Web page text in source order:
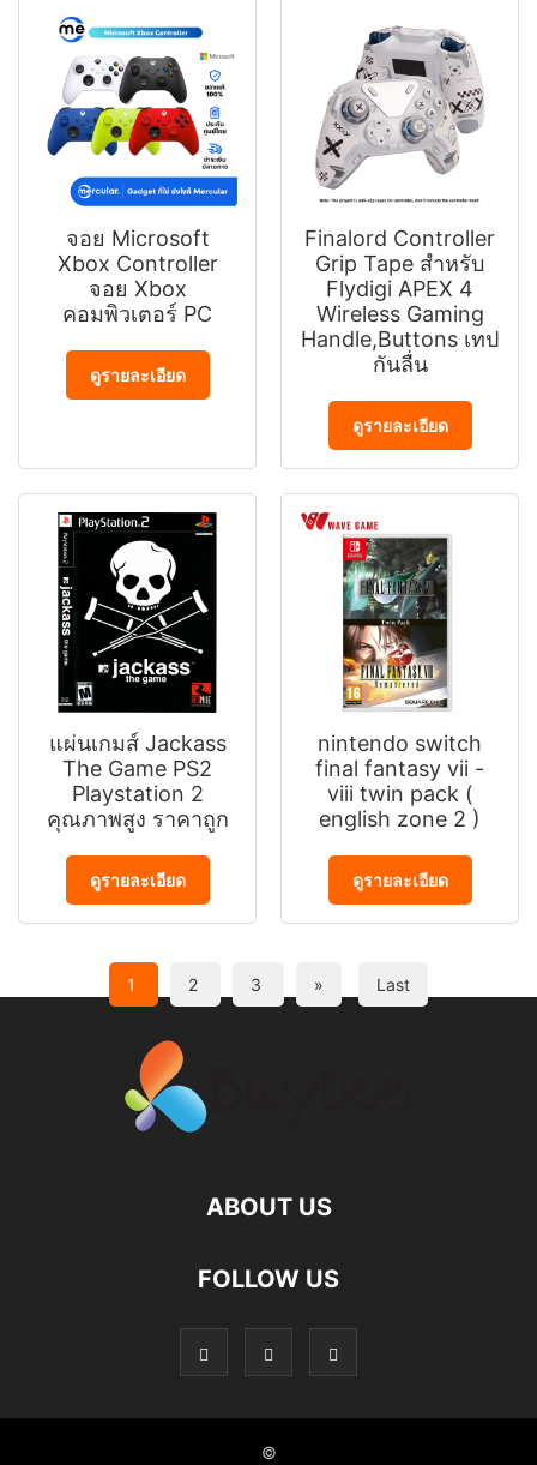
จอย Microsoft
Xbox Controller
จอย Xbox
คอมพิวเตอร์ PC
ดูรายละเอียด
Finalord Controller
Grip Tape สําหรับ
Flydigi APEX 4
Wireless Gaming
Handle,Buttons เทป
กันลื่น
ดูรายละเอียด
แผ่นเกมส์ Jackass
The Game PS2
Playstation 2
คุณภาพสูง ราคาถูก
ดูรายละเอียด
nintendo switch
final fantasy vii -
viii twin pack (
english zone 2 )
ดูรายละเอียด
1 2 3 » Last
ABOUT US
FOLLOW US
©